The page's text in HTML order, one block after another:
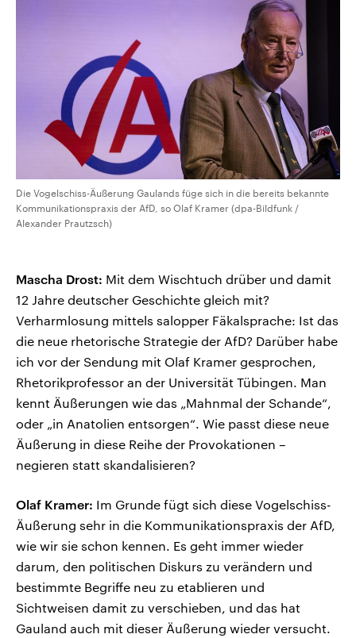
Die Vogelschiss-Äußerung Gaulands füge sich in die bereits bekannte
Kommunikationspraxis der AfD, so Olaf Kramer (dpa-Bildfunk /
Alexander Prautzsch)
Mascha Drost: Mit dem Wischtuch drüber und damit
12 Jahre deutscher Geschichte gleich mit?
Verharmlosung mittels salopper Fäkalsprache: Ist das
die neue rhetorische Strategie der AfD? Darüber habe
ich vor der Sendung mit Olaf Kramer gesprochen,
Rhetorikprofessor an der Universität Tübingen. Man
kennt Äußerungen wie das „Mahnmal der Schande“,
oder „in Anatolien entsorgen“. Wie passt diese neue
Äußerung in diese Reihe der Provokationen –
negieren statt skandalisieren?
Olaf Kramer: Im Grunde fügt sich diese Vogelschiss-
Äußerung sehr in die Kommunikationspraxis der AfD,
wie wir sie schon kennen. Es geht immer wieder
darum, den politischen Diskurs zu verändern und
bestimmte Begriffe neu zu etablieren und
Sichtweisen damit zu verschieben, und das hat
Gauland auch mit dieser Äußerung wieder versucht.